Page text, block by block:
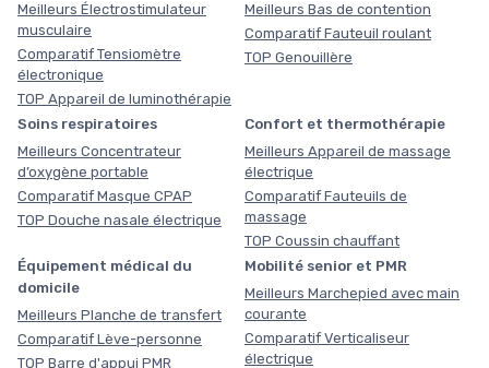
Meilleurs Électrostimulateur
musculaire
Comparatif Tensiomètre
électronique
TOP Appareil de luminothérapie
Meilleurs Bas de contention
Comparatif Fauteuil roulant
TOP Genouillère
Soins respiratoires
Meilleurs Concentrateur
d’oxygène portable
Comparatif Masque CPAP
TOP Douche nasale électrique
Confort et thermothérapie
Meilleurs Appareil de massage
électrique
Comparatif Fauteuils de
massage
TOP Coussin chauffant
Équipement médical du
domicile
Meilleurs Planche de transfert
Comparatif Lève-personne
TOP Barre d'appui PMR
Mobilité senior et PMR
Meilleurs Marchepied avec main
courante
Comparatif Verticaliseur
électrique